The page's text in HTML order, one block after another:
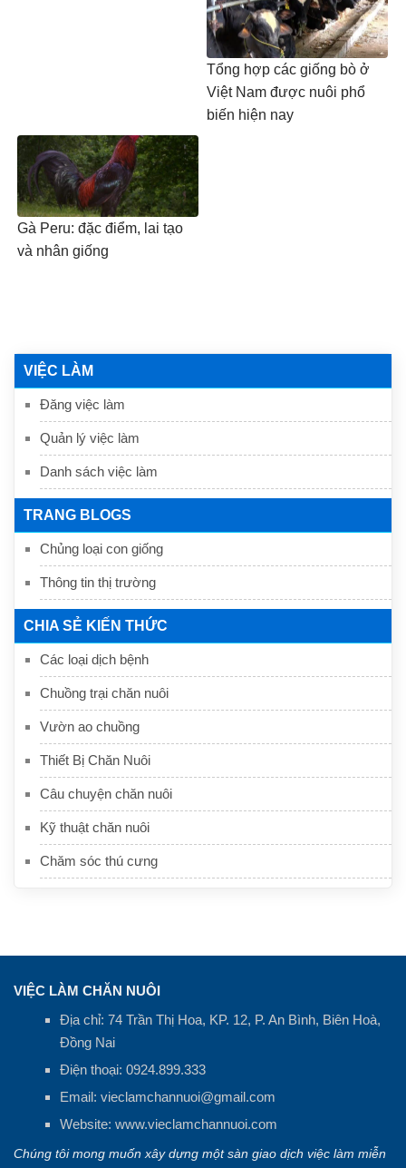
VIỆC LÀM
Đăng việc làm
Quản lý việc làm
Danh sách việc làm
TRANG BLOGS
Chủng loại con giống
Thông tin thị trường
CHIA SẺ KIẾN THỨC
Các loại dịch bệnh
Chuồng trại chăn nuôi
Vườn ao chuồng
Thiết Bị Chăn Nuôi
Câu chuyện chăn nuôi
Kỹ thuật chăn nuôi
Chăm sóc thú cưng
Tổng hợp các giống bò ở
Việt Nam được nuôi phổ
biến hiện nay
Gà Peru: đặc điểm, lai tạo
và nhân giống
VIỆC LÀM CHĂN NUÔI
Địa chỉ: 74 Trần Thị Hoa, KP. 12, P. An Bình, Biên Hoà,
Đồng Nai
Điện thoại: 0924.899.333
Email: vieclamchannuoi@gmail.com
Website: www.vieclamchannuoi.com
Chúng tôi mong muốn xây dựng một sàn giao dịch việc làm miễn